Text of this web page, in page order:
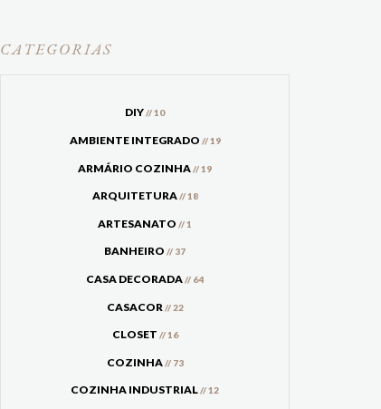
CATEGORIAS
DIY// 10
AMBIENTE INTEGRADO // 19
ARMÁRIO COZINHA// 19
ARQUITETURA// 18
ARTESANATO// 1
BANHEIRO// 37
CASA DECORADA// 64
CASACOR // 22
CLOSET // 16
COZINHA// 73
COZINHA INDUSTRIAL// 12